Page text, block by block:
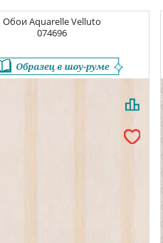
ОбоиAquarelle Velluto
074696